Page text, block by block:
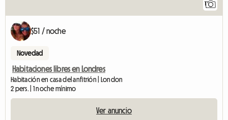
1
$51 / noche
Novedad
Habitaciones libres en Londres
Habitación en casa del anfitrión | London
2 pers. | 1 noche mínimo
Ver anuncio